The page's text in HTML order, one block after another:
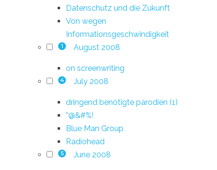
Datenschutz und die Zukunft
Von wegen
Informationsgeschwindigkeit
1 August 2008
on screenwriting
4 July 2008
dringend benötigte parodien (1)
*@&#%!
Blue Man Group
Radiohead
5 June 2008